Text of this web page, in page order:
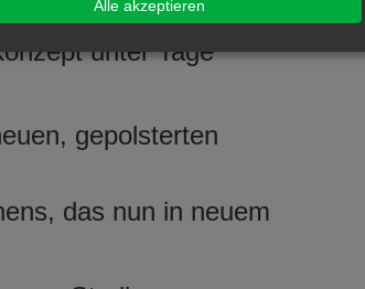
unter Tage
gepolsterten
das nun in neuem
Alle akzeptieren